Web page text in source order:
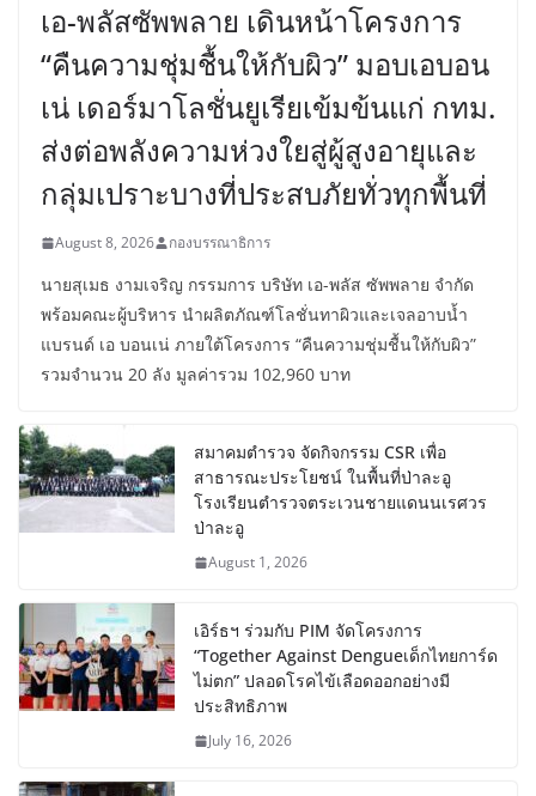
เอ-พลัสซัพพลาย เดินหน้าโครงการ
“คืนความชุ่มชื้นให้กับผิว” มอบเอบอน
เน่ เดอร์มาโลชั่นยูเรียเข้มข้นแก่ กทม.
ส่งต่อพลังความห่วงใยสู่ผู้สูงอายุและ
กลุ่มเปราะบางที่ประสบภัยทั่วทุกพื้นที่
August 8, 2026 กองบรรณาธิการ
นายสุเมธ งามเจริญ กรรมการ บริษัท เอ-พลัส ซัพพลาย จำกัด
พร้อมคณะผู้บริหาร นำผลิตภัณฑ์โลชั่นทาผิวและเจลอาบน้ำ
แบรนด์ เอ บอนเน่ ภายใต้โครงการ “คืนความชุ่มชื้นให้กับผิว”
รวมจำนวน 20 ลัง มูลค่ารวม 102,960 บาท
สมาคมตำรวจ จัดกิจกรรม CSR เพื่อ
สาธารณะประโยชน์ ในพื้นที่ป่าละอู
โรงเรียนตำรวจตระเวนชายแดนนเรศวร
ป่าละอู
August 1, 2026
เอิร์ธฯ ร่วมกับ PIM จัดโครงการ
“Together Against Dengueเด็กไทยการ์ด
ไม่ตก” ปลอดโรคไข้เลือดออกอย่างมี
ประสิทธิภาพ
July 16, 2026